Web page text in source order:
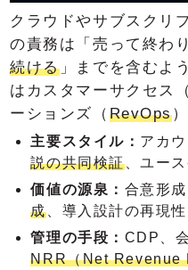
クラウドやサブスクリ
の責務は「売って終わ
続ける」までを含むよ
はカスタマーサクセス
ーションズ（ RevOps
主要スタイル： アカ
説の共同検証、ユー
価値の源泉： 合意形成
成 、導入設計の再現性
管理の手段： CDP、
NRR（Net Revenue